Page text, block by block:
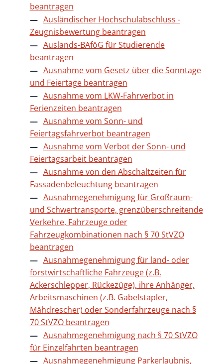
beantragen
Ausländischer Hochschulabschluss -
Zeugnisbewertung beantragen
Auslands-BAföG für Studierende
beantragen
Ausnahme vom Gesetz über die Sonntage
und Feiertage beantragen
Ausnahme vom LKW-Fahrverbot in
Ferienzeiten beantragen
Ausnahme vom Sonn- und
Feiertagsfahrverbot beantragen
Ausnahme vom Verbot der Sonn- und
Feiertagsarbeit beantragen
Ausnahme von den Abschaltzeiten für
Fassadenbeleuchtung beantragen
Ausnahmegenehmigung für Großraum-
und Schwertransporte, grenzüberschreitende
Verkehre, Fahrzeuge oder
Fahrzeugkombinationen nach § 70 StVZO
beantragen
Ausnahmegenehmigung für land- oder
forstwirtschaftliche Fahrzeuge (z.B.
Ackerschlepper, Rückezüge), ihre Anhänger,
Arbeitsmaschinen (z.B. Gabelstapler,
Mähdrescher) oder Sonderfahrzeuge nach §
70 StVZO beantragen
Ausnahmegenehmigung nach § 70 StVZO
für Einzelfahrten beantragen
Ausnahmegenehmigung Parkerlaubnis,